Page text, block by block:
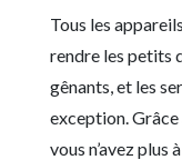
Tous les
rendre les petits
gênants, et les
exception.
vous n’avez plus